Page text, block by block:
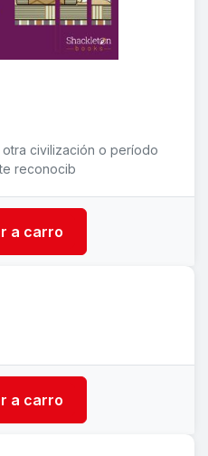
civilización o período
reconocib
a carro
a carro